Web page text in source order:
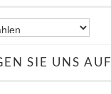
SIE UNS AUF